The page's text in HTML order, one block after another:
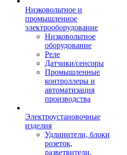
Низковольтное и
промышленное
электрооборудование
Низковольтное
оборудование
Реле
Датчики/сенсоры
Промышленные
контроллеры и
автоматизация
производства
Электроустановочные
изделия
Удлинители, блоки
розеток,
разветвители,